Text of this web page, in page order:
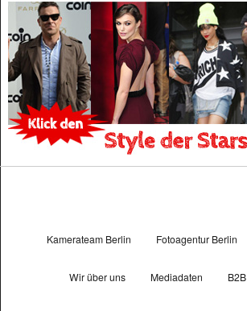
Kamerateam Berlin Fotoagentur Berlin
Wir über uns Mediadaten B2B